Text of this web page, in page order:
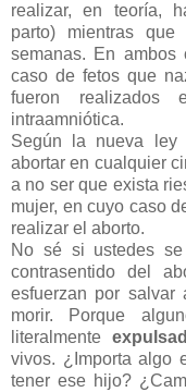
realizar, en teoría,
parto) mientras
semanas. En
caso de fetos que
fueron
intraamniótica.
Según la nueva ley
abortar en cualquier
a no ser que exista
mujer, en cuyo caso
realizar el aborto.
No sé si ustedes
contrasentido del
esfuerzan por salvar
morir. Porque
literalmente
vivos. ¿Importa algo
tener ese hijo?